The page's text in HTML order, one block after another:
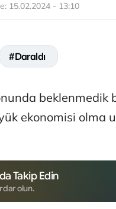
15.02.2024 - 13:10
#Daraldı
ekonomisi olma
Takip Edin
olun.